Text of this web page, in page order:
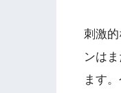
刺激
ンは
ます